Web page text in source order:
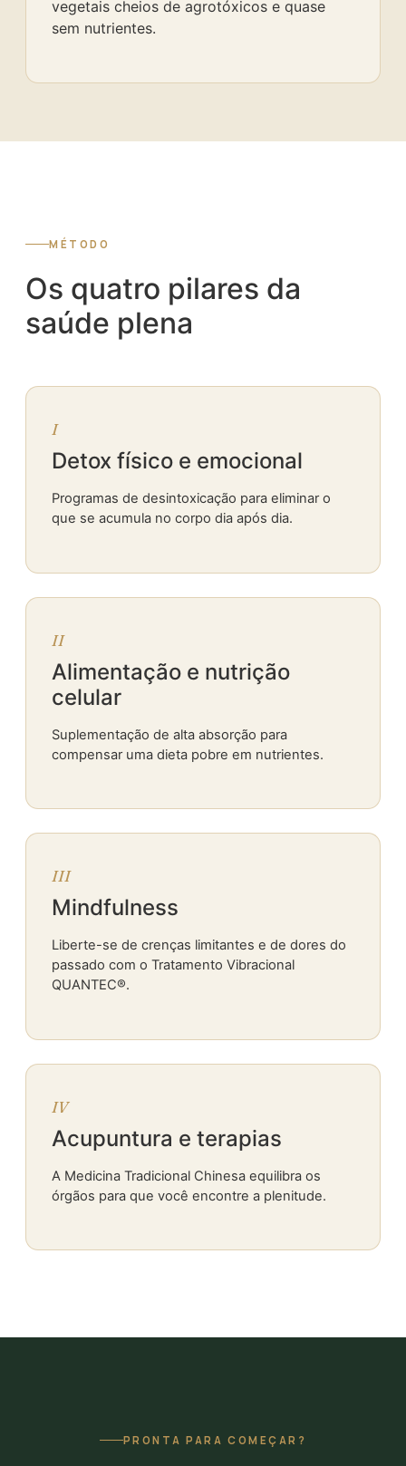
vegetais cheios de agrotóxicos e quase
sem nutrientes.
MÉTODO
Os quatro pilares da
saúde plena
I
Detox físico e emocional
Programas de desintoxicação para eliminar o
que se acumula no corpo dia após dia.
II
Alimentação e nutrição
celular
Suplementação de alta absorção para
compensar uma dieta pobre em nutrientes.
III
Mindfulness
Liberte-se de crenças limitantes e de dores do
passado com o Tratamento Vibracional
QUANTEC®.
IV
Acupuntura e terapias
A Medicina Tradicional Chinesa equilibra os
órgãos para que você encontre a plenitude.
PRONTA PARA COMEÇAR?